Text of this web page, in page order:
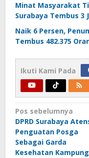
Minat Masyarakat
Surabaya Tembus 3
Naik 6 Persen,
Tembus 482.375
Ikuti Kami Pada
Navigasi
pos
Pos sebelumnya
DPRD Surabaya
Penguatan Posga
Sebagai Garda
Kesehatan Kampung